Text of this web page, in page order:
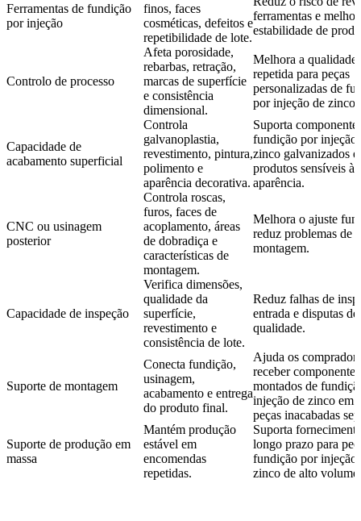
Ferramentas de fundição
por injeção
finos, faces
cosméticas, defeitos e
repetibilidade de lote.
ferramentas e
estabilidade de
Controlo de processo
Afeta porosidade,
rebarbas, retração,
marcas de superfície
e consistência
dimensional.
Melhora a qualidade
repetida para peças
personalizadas de
por injeção de zinco.
Capacidade de
acabamento superficial
Controla
galvanoplastia,
revestimento, pintura,
polimento e
aparência decorativa.
Suporta
fundição por injeção
zinco galvanizados e
produtos sensíveis à
aparência.
CNC ou usinagem
posterior
Controla roscas,
furos, faces de
acoplamento, áreas
de dobradiça e
características de
montagem.
Melhora o ajuste
reduz problemas de
montagem.
Capacidade de inspeção
Verifica dimensões,
qualidade da
superfície,
revestimento e
consistência de lote.
Reduz falhas de
entrada e disputas de
qualidade.
Suporte de montagem
Conecta fundição,
usinagem,
acabamento e entrega
do produto final.
Ajuda os
receber componentes
montados de
injeção de zinco em
peças inacabadas
Suporte de produção em
massa
Mantém produção
estável em
encomendas
repetidas.
Suporta
longo prazo para
fundição por injeção
zinco de alto volume.